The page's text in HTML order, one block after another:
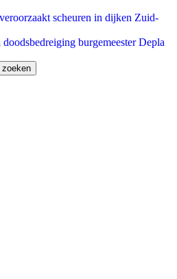
scheuren in dijken Zuid-
burgemeester Depla